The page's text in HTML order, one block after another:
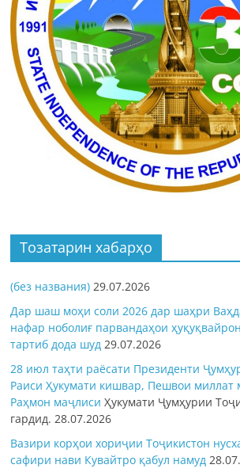
Тозатарин хабарҳо
(без названия) 29.07.2026
Дар шаш моҳи соли 2026 дар шаҳри
нафар ноболиғ парвандаҳои
тартиб дода шуд 29.07.2026
28 июл таҳти раёсати Президенти
Раиси Ҳукумати кишвар, Пешвои миллат
Раҳмон маҷлисиҲукумати Ҷумҳурии
гардид.28.07.2026
Вазири корҳои хориҷии Тоҷикистон
сафири нави Кувайтро қабул намуд